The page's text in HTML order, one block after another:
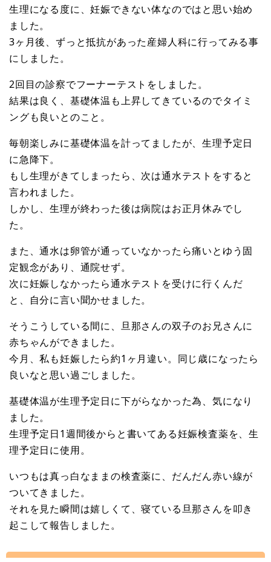
生理になる度に、妊娠できない体なのではと思い始め
ました。
3ヶ月後、ずっと抵抗があった産婦人科に行ってみる事
にしました。
2回目の診察でフーナーテストをしました。
結果は良く、基礎体温も上昇してきているのでタイミ
ングも良いとのこと。
毎朝楽しみに基礎体温を計ってましたが、生理予定日
に急降下。
もし生理がきてしまったら、次は通水テストをすると
言われました。
しかし、生理が終わった後は病院はお正月休みでし
た。
また、通水は卵管が通っていなかったら痛いとゆう固
定観念があり、通院せず。
次に妊娠しなかったら通水テストを受けに行くんだ
と、自分に言い聞かせました。
そうこうしている間に、旦那さんの双子のお兄さんに
赤ちゃんができました。
今月、私も妊娠したら約1ヶ月違い。同じ歳になったら
良いなと思い過ごしました。
基礎体温が生理予定日に下がらなかった為、気になり
ました。
生理予定日1週間後からと書いてある妊娠検査薬を、生
理予定日に使用。
いつもは真っ白なままの検査薬に、だんだん赤い線が
ついてきました。
それを見た瞬間は嬉しくて、寝ている旦那さんを叩き
起こして報告しました。